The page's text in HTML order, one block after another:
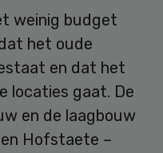
weinig budget
het oude
en dat het
locaties gaat. De
en de laagbouw
Hofstaete –